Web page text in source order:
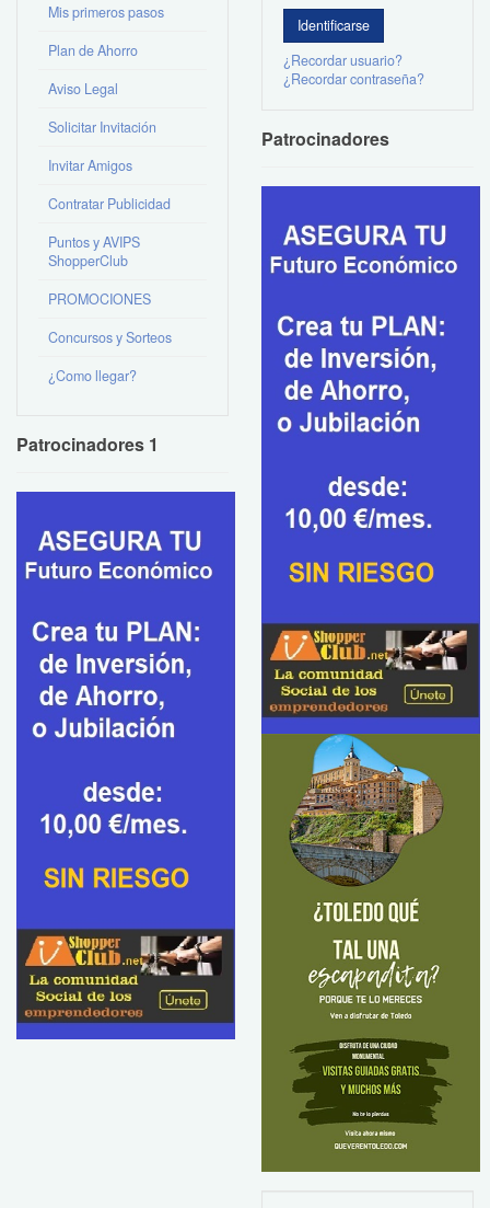
Mis primeros pasos
Plan de Ahorro
Aviso Legal
Solicitar Invitación
Invitar Amigos
Contratar Publicidad
Puntos y AVIPS
ShopperClub
PROMOCIONES
Concursos y Sorteos
¿Como llegar?
Patrocinadores 1
¿Recordar usuario?
¿Recordar contraseña?
Patrocinadores